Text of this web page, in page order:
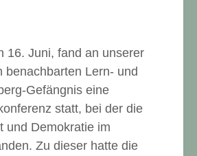
16. Juni, fand an unserer
benachbarten Lern- und
Gefängnis eine
statt, bei der die
und Demokratie im
Zu dieser hatte die